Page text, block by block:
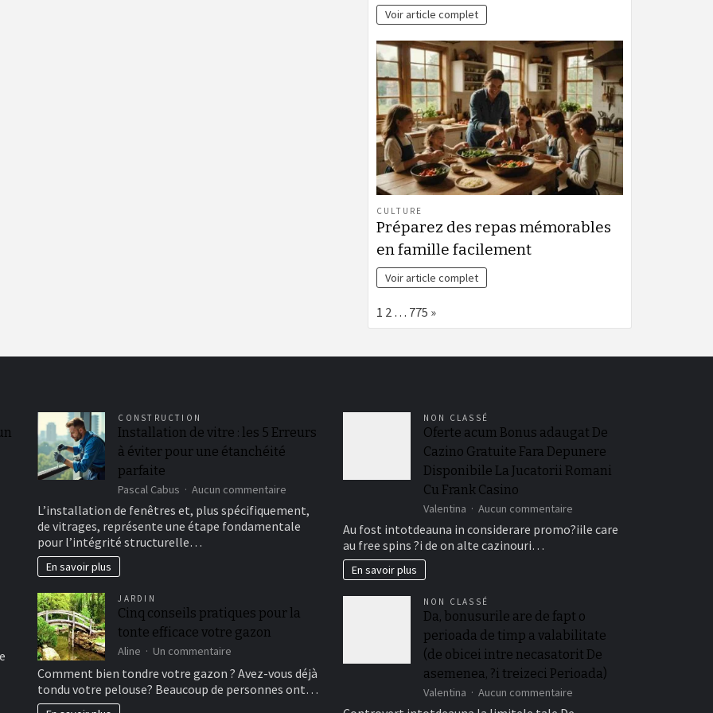
Voir article complet
CULTURE
Préparez des repas mémorables
en famille facilement
Voir article complet
Page:
1 2 … 775 Next
»
CONSTRUCTION
Installation de vitre : les 5 Erreurs
à éviter pour une étanchéité
parfaite
Pascal Cabus Aucun commentaire
de
vitre
éviter
parfaite
L’installation de fenêtres et, plus spécifiquement,
de vitrages, représente une étape fondamentale
pour l’intégrité structurelle…
En savoir plus
JARDIN
Cinq conseils pratiques pour la
tonte efficace votre gazon
Aline Un commentaire
conseils
pratiques
Comment bien tondre votre gazon ? Avez-vous déjà
tondu votre pelouse? Beaucoup de personnes ont…
NON CLASSÉ
Oferte acum Bonus adaugat De
Cazino Gratuite Fara Depunere
Disponibile La Jucatorii Romani
Cu Frank Casino
Valentina Aucun commentairesur
Oferte
acum
Fara
Depunere
Disponibile
La
Jucatorii
Romani
Cu
Au fost intotdeauna in considerare promo?iile care
au free spins ?i de on alte cazinouri…
En savoir plus
NON CLASSÉ
Da, bonusurile are de fapt o
perioada de timp a valabilitate
(de obicei intre necasatorit De
asemenea, ?i treizeci Perioada)
Valentina Aucun commentairesur